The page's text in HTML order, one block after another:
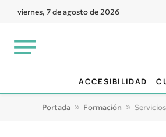
viernes, 7 de agosto de 2026
ACCESIBILIDAD
Portada » Formación »